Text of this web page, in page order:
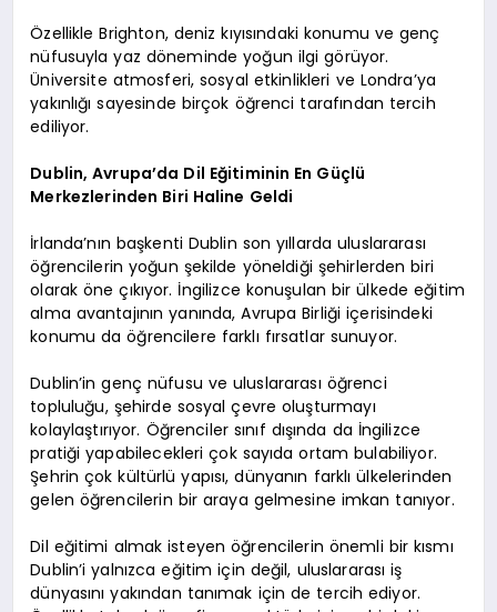
Özellikle Brighton, deniz kıyısındaki konumu ve genç
nüfusuyla yaz döneminde yoğun ilgi görüyor.
Üniversite atmosferi, sosyal etkinlikleri ve Londra’ya
yakınlığı sayesinde birçok öğrenci tarafından tercih
ediliyor.
Dublin, Avrupa’da Dil Eğitiminin En Güçlü
Merkezlerinden Biri Haline Geldi
İrlanda’nın başkenti Dublin son yıllarda uluslararası
öğrencilerin yoğun şekilde yöneldiği şehirlerden biri
olarak öne çıkıyor. İngilizce konuşulan bir ülkede eğitim
alma avantajının yanında, Avrupa Birliği içerisindeki
konumu da öğrencilere farklı fırsatlar sunuyor.
Dublin’in genç nüfusu ve uluslararası öğrenci
topluluğu, şehirde sosyal çevre oluşturmayı
kolaylaştırıyor. Öğrenciler sınıf dışında da İngilizce
pratiği yapabilecekleri çok sayıda ortam bulabiliyor.
Şehrin çok kültürlü yapısı, dünyanın farklı ülkelerinden
gelen öğrencilerin bir araya gelmesine imkan tanıyor.
Dil eğitimi almak isteyen öğrencilerin önemli bir kısmı
Dublin’i yalnızca eğitim için değil, uluslararası iş
dünyasını yakından tanımak için de tercih ediyor.